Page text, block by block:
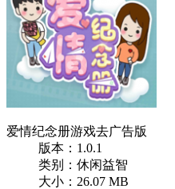
爱情纪念册游戏去广告版
版本：1.0.1
类别：休闲益智
大小：26.07 MB